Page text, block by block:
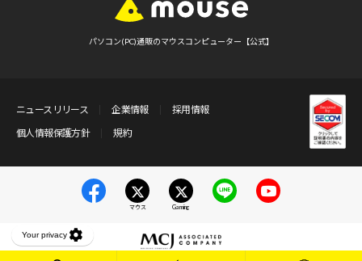
パソコン(PC)通販のマウスコンピューター【公式】
ニュースリリース 企業情報
採用情報
個人情報保護方針
規約
マウス Gaming